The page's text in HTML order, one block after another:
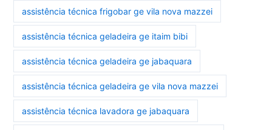
assistência técnica frigobar ge vila nova mazzei
assistência técnica geladeira ge itaim bibi
assistência técnica geladeira ge jabaquara
assistência técnica geladeira ge vila nova mazzei
assistência técnica lavadora ge jabaquara